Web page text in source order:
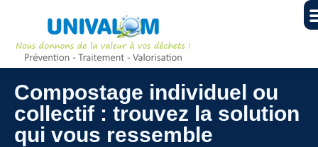
Compostage individuel ou
collectif : trouvez la solution
qui vous ressemble